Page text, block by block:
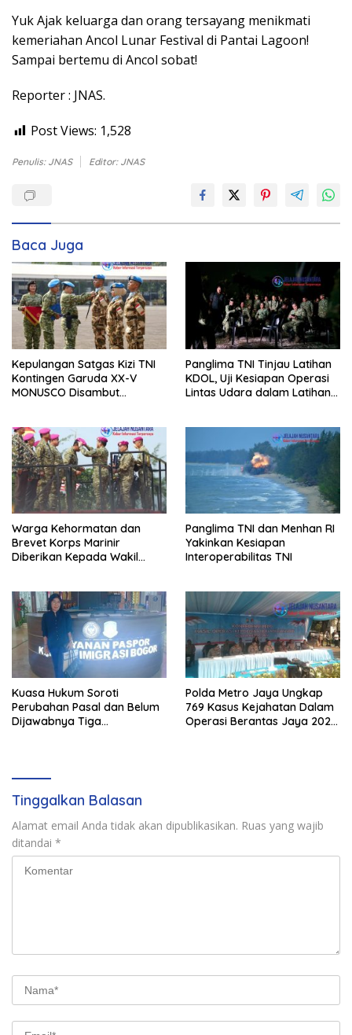
Yuk Ajak keluarga dan orang tersayang menikmati
kemeriahan Ancol Lunar Festival di Pantai Lagoon!
Sampai bertemu di Ancol sobat!
Reporter : JNAS.
Post Views: 1,528
Penulis: JNAS Editor: JNAS
Baca Juga
Kepulangan Satgas Kizi TNI
Kontingen Garuda XX-V
MONUSCO Disambut
Panglima TNI Tinjau Latihan
KDOL, Uji Kesiapan Operasi
Lintas Udara dalam Latihan
Warga Kehormatan dan
Brevet Korps Marinir
Diberikan Kepada Wakil
Panglima TNI dan Menhan RI
Yakinkan Kesiapan
Interoperabilitas TNI
Kuasa Hukum Soroti
Perubahan Pasal dan Belum
Dijawabnya Tiga
Polda Metro Jaya Ungkap
769 Kasus Kejahatan Dalam
Operasi Berantas Jaya 2026,
Tinggalkan Balasan
Alamat email Anda tidak akan dipublikasikan. Ruas yang wajib
ditandai *